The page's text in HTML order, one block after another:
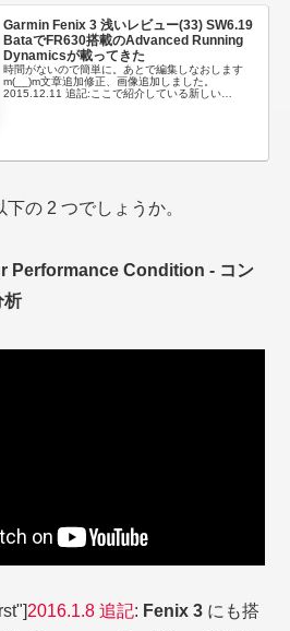
Garmin Fenix 3 浅いレビュー(33) SW6.19
BataでFR630搭載のAdvanced Running
Dynamicsが載ってきた
時間がないので簡単に。あとで編集しなおします
m(__)m文章追加修正、画像追加しました。
2015.12.11 追記:ここで紹介している新しい
の 2 つでしょうか。
Performance Condition - コン
析
2016.1.8 追記: Fenix 3 にも搭